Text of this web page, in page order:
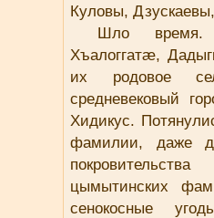
Куловы,
Шло время.
Хъалоггатæ,
их родовое
средневековый
Хидикус.
фамилии, даже
цымытинских
сенокосные